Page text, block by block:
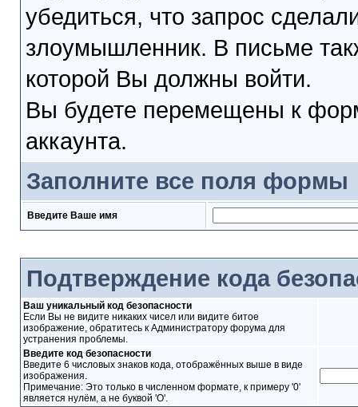
убедиться, что запрос
злоумышленник. В письме
которой Вы должны войти.
Вы будете перемещены к
аккаунта.
Заполните все поля формы
Введите Ваше имя
Подтверждение кода
Ваш уникальный код безопасности
Если Вы не видите никаких чисел или видите битое
изображение, обратитесь к Администратору форума для
устранения проблемы.
Введите код безопасности
Введите 6 числовых знаков кода, отображённых выше в виде
изображения.
Примечание: Это только в численном формате, к примеру '0'
является нулём, а не буквой 'O'.